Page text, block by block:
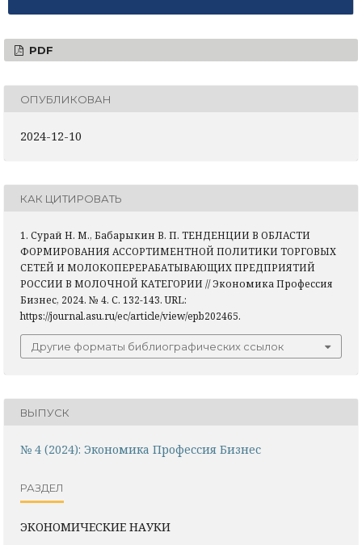
PDF
ОПУБЛИКОВАН
2024-12-10
КАК ЦИТИРОВАТЬ
1. Сурай Н. М., Бабарыкин В. П. ТЕНДЕНЦИИ В ОБЛАСТИ
ФОРМИРОВАНИЯ АССОРТИМЕНТНОЙ ПОЛИТИКИ ТОРГОВЫХ
СЕТЕЙ И МОЛОКОПЕРЕРАБАТЫВАЮЩИХ ПРЕДПРИЯТИЙ
РОССИИ В МОЛОЧНОЙ КАТЕГОРИИ // Экономика Профессия
Бизнес, 2024. № 4. С. 132-143. URL:
https://journal.asu.ru/ec/article/view/epb202465.
Другие форматы библиографических ссылок
ВЫПУСК
№ 4 (2024): Экономика Профессия Бизнес
РАЗДЕЛ
ЭКОНОМИЧЕСКИЕ НАУКИ